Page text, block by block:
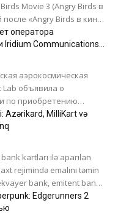
Movie 3 (Angry Birds в
«Angry Birds в кино»
оператора
Iridium Communications
аэрокосмическая
Lab объявила о
по приобретению
связи Iridium
за $8 млрд. Сделка
Azərikard, MilliKart və
kartları ilə aparılan
rejimində emalını təmin
bank, emitent bank
informasiya...
Edgerunners 2